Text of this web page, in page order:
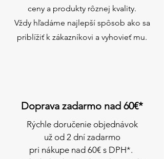
Nakupovať
Nakupovať
Nakupovať
Nakupovať
Nakupovať
Nakupovať
Nakupovať
Nakupovať
ceny a produkty rôznej kvality.
Vždy hľadáme najlepší spôsob ako sa
priblížiť k zákazníkovi a vyhovieť mu.
Doprava zadarmo nad 60€*
Rýchle doručenie objednávok
už od 2 dní zadarmo
pri nákupe nad 60€ s DPH*.